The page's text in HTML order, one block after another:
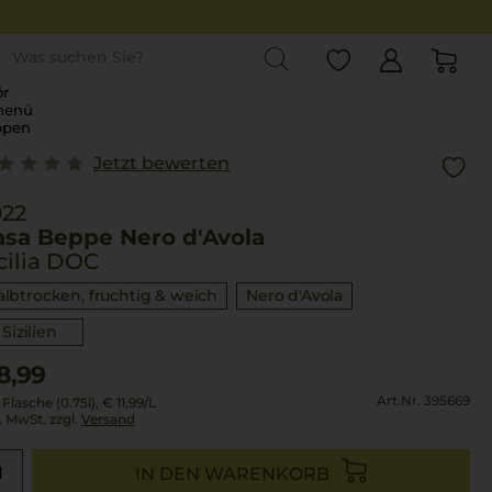
Jetzt bewerten
Beppe Nero d'Avola
DOC
fruchtig & weich
Nero d'Avola
Sizilien
(0.75l), € 11,99/L
MwSt. zzgl. Versand
Art.Nr. 395669
IN DEN WARENKORB